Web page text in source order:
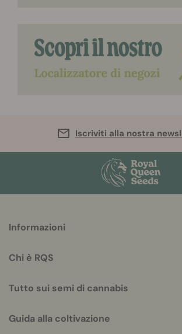
Iscriviti alla nostra
helpful
Informazioni
Chi è RQS
Tutto sui semi di cannabis
Guida alla coltivazione